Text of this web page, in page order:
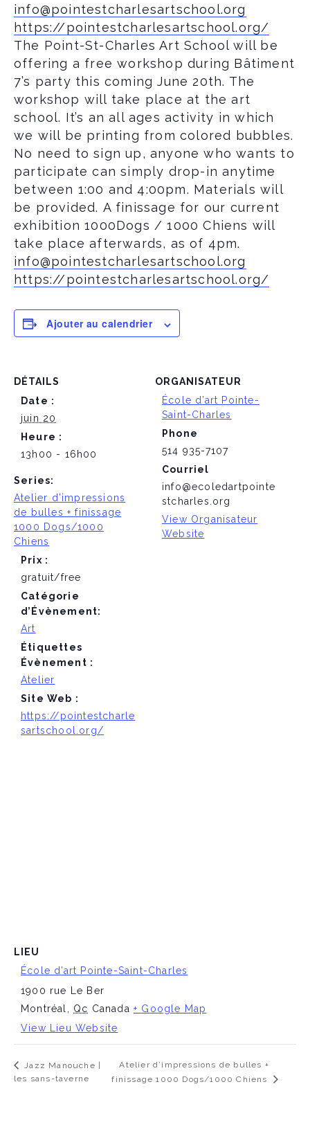
info@pointestcharlesartschool.org
https://pointestcharlesartschool.org/
The Point-St-Charles Art School will be
offering a free workshop during Bâtiment
7’s party this coming June 20th. The
workshop will take place at the art
school. It’s an all ages activity in which
we will be printing from colored bubbles.
No need to sign up, anyone who wants to
participate can simply drop-in anytime
between 1:00 and 4:00pm. Materials will
be provided. A finissage for our current
exhibition 1000Dogs / 1000 Chiens will
take place afterwards, as of 4pm.
info@pointestcharlesartschool.org
https://pointestcharlesartschool.org/
Ajouter au calendrier
DÉTAILS
Date :
juin 20
Heure :
13h00 - 16h00
Series:
Atelier d’impressions
de bulles + finissage
1000 Dogs/1000
Chiens
Prix :
gratuit/free
Catégorie
d’Évènement:
Art
Étiquettes
Évènement :
Atelier
Site Web :
https://pointestcharle
sartschool.org/
ORGANISATEUR
École d’art Pointe-
Saint-Charles
Phone
514 935-7107
Courriel
info@ecoledartpointe
stcharles.org
View Organisateur
Website
LIEU
École d’art Pointe-Saint-Charles
1900 rue Le Ber
Montréal, Qc Canada + Google Map
View Lieu Website
Jazz Manouche |
les sans-taverne
Atelier d’impressions de bulles +
finissage 1000 Dogs/1000 Chiens